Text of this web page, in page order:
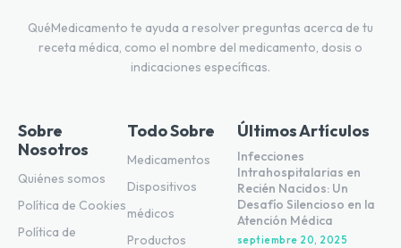
QuéMedicamento te ayuda a resolver preguntas acerca de tu
receta médica, como el nombre del medicamento, dosis o
indicaciones específicas.
Sobre
Nosotros
Quiénes somos
Política de Cookies
Política de
Todo Sobre
Medicamentos
Dispositivos
médicos
Productos
Últimos Artículos
Infecciones
Intrahospitalarias en
Recién Nacidos: Un
Desafío Silencioso en la
Atención Médica
septiembre 20, 2025